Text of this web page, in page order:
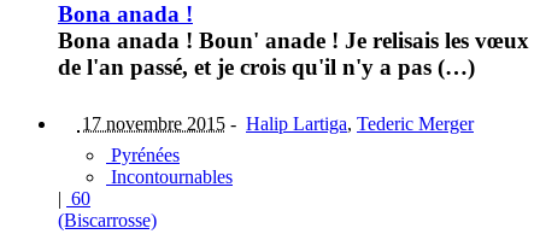
Bona anada !
Bona anada ! Boun' anade ! Je relisais les vœux
de l'an passé, et je crois qu'il n'y a pas (…)
17 novembre 2015 - Halip Lartiga, Tederic Merger
Pyrénées
Incontournables
| 60
(Biscarrosse)